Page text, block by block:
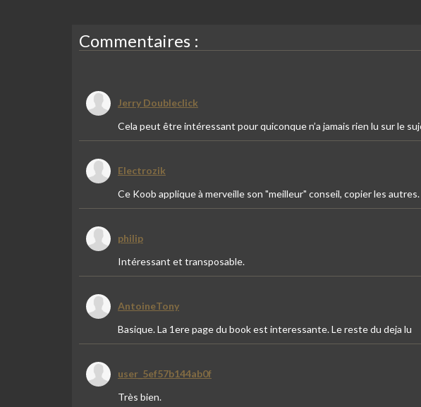
Commentaires :
Jerry Doubleclick
Cela peut être intéressant pour quiconque n’a jamais rien lu sur le
Electrozik
Ce Koob applique à merveille son "meilleur" conseil, copier les
philip
Intéressant et transposable.
AntoineTony
Basique. La 1ere page du book est interessante. Le reste du deja lu
user_5ef57b144ab0f
Très bien.